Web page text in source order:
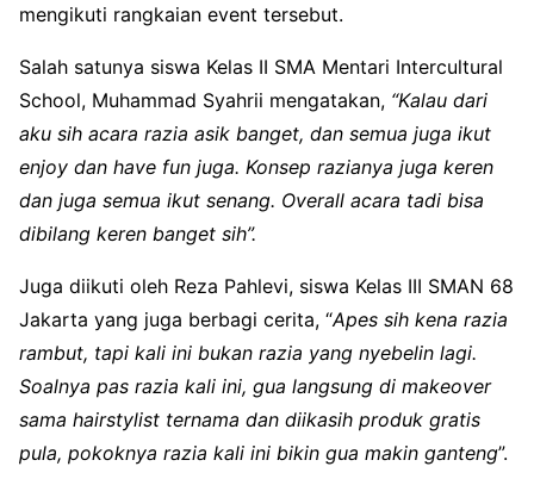
mengikuti rangkaian event tersebut.
Salah satunya siswa Kelas II SMA Mentari Intercultural
School, Muhammad Syahrii mengatakan, “Kalau dari
aku sih acara razia asik banget, dan semua juga ikut
enjoy dan have fun juga. Konsep razianya juga keren
dan juga semua ikut senang. Overall acara tadi bisa
dibilang keren banget sih”.
Juga diikuti oleh Reza Pahlevi, siswa Kelas III SMAN 68
Jakarta yang juga berbagi cerita, “Apes sih kena razia
rambut, tapi kali ini bukan razia yang nyebelin lagi.
Soalnya pas razia kali ini, gua langsung di makeover
sama hairstylist ternama dan diikasih produk gratis
pula, pokoknya razia kali ini bikin gua makin ganteng”.